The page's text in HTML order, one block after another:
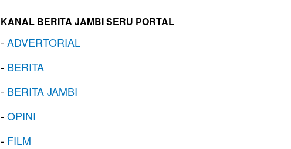
KANAL BERITA JAMBI SERU PORTAL
-ADVERTORIAL
- BERITA
- BERITA JAMBI
-OPINI
- FILM